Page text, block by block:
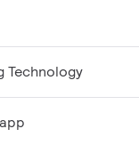
Technology